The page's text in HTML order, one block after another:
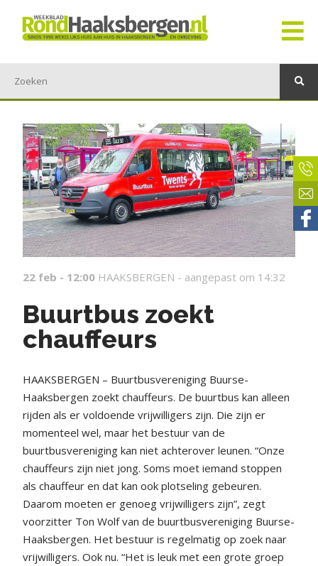
22 feb - 12:00 HAAKSBERGEN - aangepast om 14:32
Buurtbus zoekt
chauffeurs
HAAKSBERGEN – Buurtbusvereniging Buurse-
Haaksbergen zoekt chauffeurs. De buurtbus kan alleen
rijden als er voldoende vrijwilligers zijn. Die zijn er
momenteel wel, maar het bestuur van de
buurtbusvereniging kan niet achterover leunen. “Onze
chauffeurs zijn niet jong. Soms moet iemand stoppen
als chauffeur en dat kan ook plotseling gebeuren.
Daarom moeten er genoeg vrijwilligers zijn”, zegt
voorzitter Ton Wolf van de buurtbusvereniging Buurse-
Haaksbergen. Het bestuur is regelmatig op zoek naar
vrijwilligers. Ook nu. “Het is leuk met een grote groep